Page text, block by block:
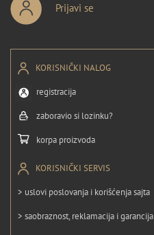
Prijavi se
KORISNIČKI NALOG
registracija
zaboravio si lozinku?
korpa proizvoda
KORISNIČKI SERVIS
> uslovi poslovanja i korišćenja sajta
> saobraznost, reklamacija i garancija